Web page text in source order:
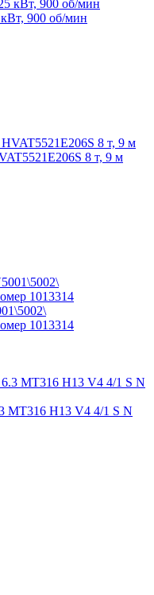
900 об/мин
8 т, 9 м
1013314
MT316 H13 V4 4/1 S N